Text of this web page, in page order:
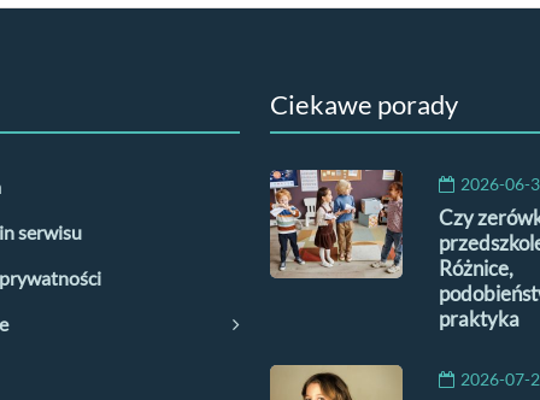
serwisu
Ciekawe porady
2026-06-
Czy
Różnice,
praktyka
2026-07-